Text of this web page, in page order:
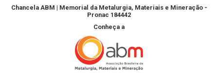
Chancela ABM | Memorial da Metalurgia, Materiais e Mineração -
Pronac 184442
Conheça a